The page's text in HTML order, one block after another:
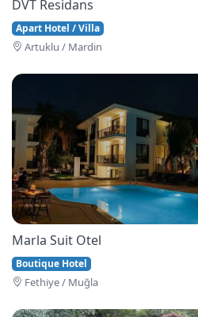
DVT Residans
Apart Hotel / Villa
Artuklu / Mardin
Marla Suit Otel
Boutique Hotel
Fethi̇ye / Muğla